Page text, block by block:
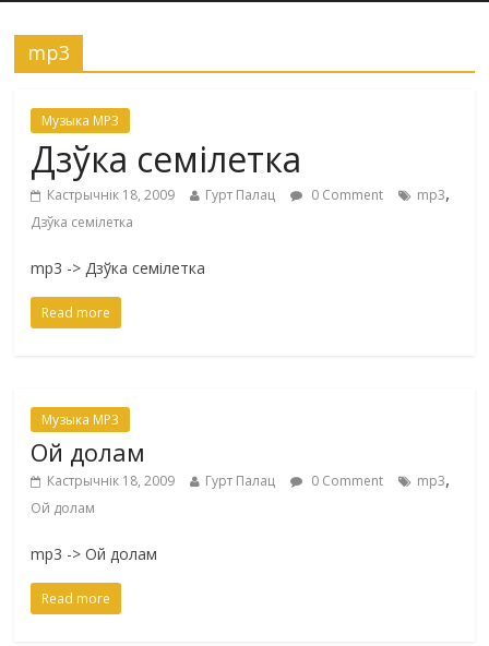
mp3
Музыка MP3
Дзўка семілетка
Кастрычнік 18, 2009 Гурт Палац 0 Comment mp3,
Дзўка семілетка
mp3 -> Дзўка семілетка
Read more
Музыка MP3
Ой долам
Кастрычнік 18, 2009 Гурт Палац 0 Comment mp3,
Ой долам
mp3 -> Ой долам
Read more